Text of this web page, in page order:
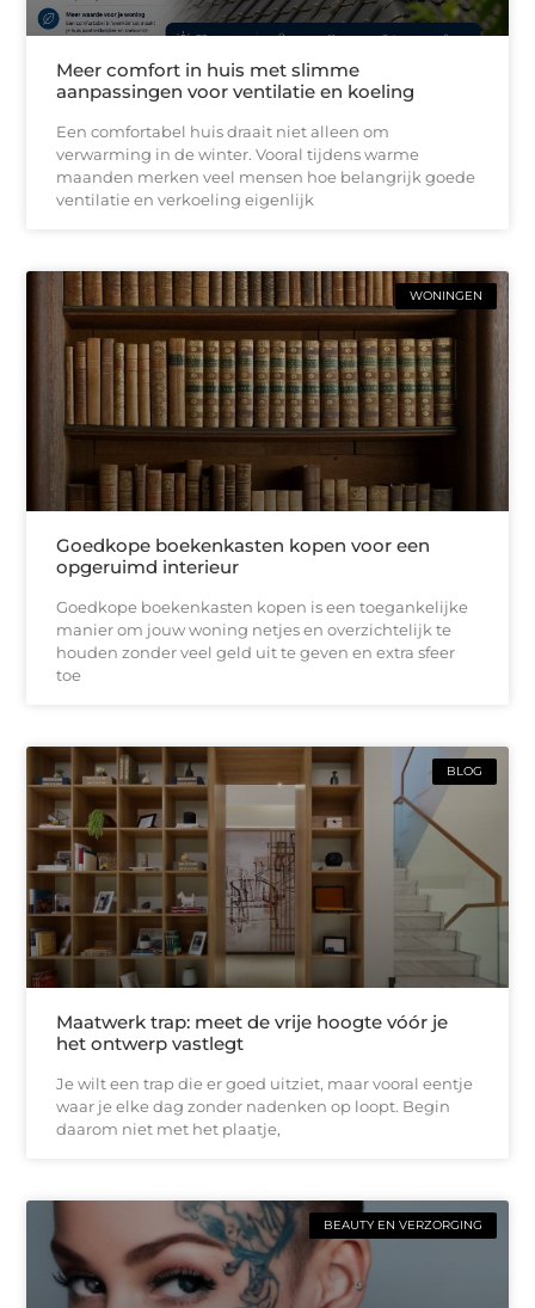
Meer comfort in huis met slimme
aanpassingen voor ventilatie en koeling
Een comfortabel huis draait niet alleen om
verwarming in de winter. Vooral tijdens warme
maanden merken veel mensen hoe belangrijk goede
ventilatie en verkoeling eigenlijk
WONINGEN
Goedkope boekenkasten kopen voor een
opgeruimd interieur
Goedkope boekenkasten kopen is een toegankelijke
manier om jouw woning netjes en overzichtelijk te
houden zonder veel geld uit te geven en extra sfeer
toe
BLOG
Maatwerk trap: meet de vrije hoogte vóór je
het ontwerp vastlegt
Je wilt een trap die er goed uitziet, maar vooral eentje
waar je elke dag zonder nadenken op loopt. Begin
daarom niet met het plaatje,
BEAUTY EN VERZORGING